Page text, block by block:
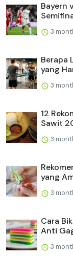
Bayern
3
Berapa
yang
3
12
Sawit
3
yang
3
Cara
Anti
3